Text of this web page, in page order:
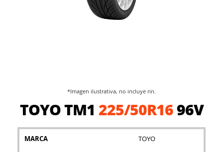
TOYO TM1 225/50R1696V
MARCA TOYO
*Imagen ilustrativa, no incluye rin.
de